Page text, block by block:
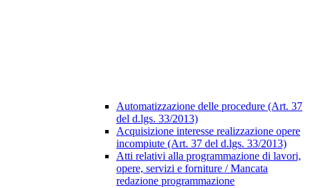
Automatizzazione delle procedure (Art. 37
del d.lgs. 33/2013)
Acquisizione interesse realizzazione opere
incompiute (Art. 37 del d.lgs. 33/2013)
Atti relativi alla programmazione di lavori,
opere, servizi e forniture / Mancata
redazione programmazione